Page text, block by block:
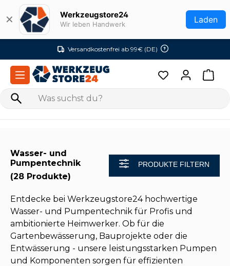
Zum Hauptinhalt springen
✕ Werkzeugstore24
Wir leben Handwerk Laden
Versandkostenfrei ab 99€ (DE)
Wasser- und
Pumpentechnik
(28 Produkte)
PRODUKTE FILTERN
Entdecke bei Werkzeugstore24 hochwertige
Wasser- und Pumpentechnik für Profis und
ambitionierte Heimwerker. Ob für die
Gartenbewässerung, Bauprojekte oder die
Entwässerung - unsere leistungsstarken Pumpen
und Komponenten sorgen für effizienten